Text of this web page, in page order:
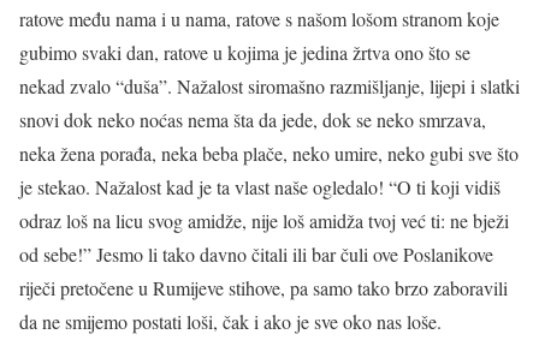
ratove među nama i u nama, ratove s našom lošom stranom koje
gubimo svaki dan, ratove u kojima je jedina žrtva ono što se
nekad zvalo “duša”. Nažalost siromašno razmišljanje, lijepi i slatki
snovi dok neko noćas nema šta da jede, dok se neko smrzava,
neka žena porađa, neka beba plače, neko umire, neko gubi sve što
je stekao. Nažalost kad je ta vlast naše ogledalo! “O ti koji vidiš
odraz loš na licu svog amidže, nije loš amidža tvoj već ti: ne bježi
od sebe!” Jesmo li tako davno čitali ili bar čuli ove Poslanikove
riječi pretočene u Rumijeve stihove, pa samo tako brzo zaboravili
da ne smijemo postati loši, čak i ako je sve oko nas loše.